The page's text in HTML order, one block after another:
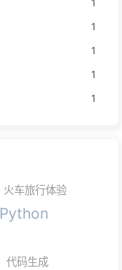
1
1
1
1
1
火车旅行体验
Python
代码生成